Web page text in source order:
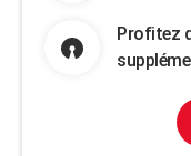
Profitez